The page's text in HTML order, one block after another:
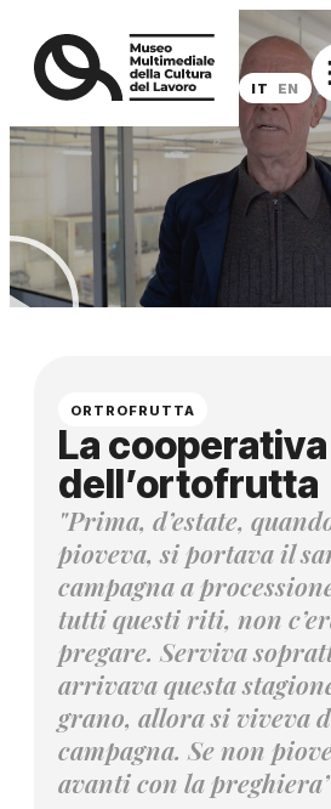
IT EN
ORTROFRUTTA
La cooperativa
dell’ortofrutta
"Prima, d’estate,
pioveva, si portava il
campagna a
tutti questi riti, non
pregare. Serviva
arrivava questa
grano, allora si viveva
campagna. Se non
avanti con la